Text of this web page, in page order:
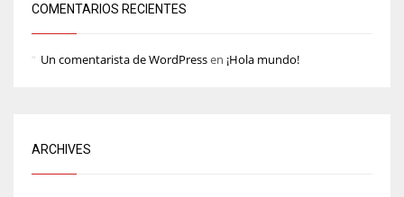
COMENTARIOS RECIENTES
Un comentarista de WordPressen ¡Hola mundo!
ARCHIVES